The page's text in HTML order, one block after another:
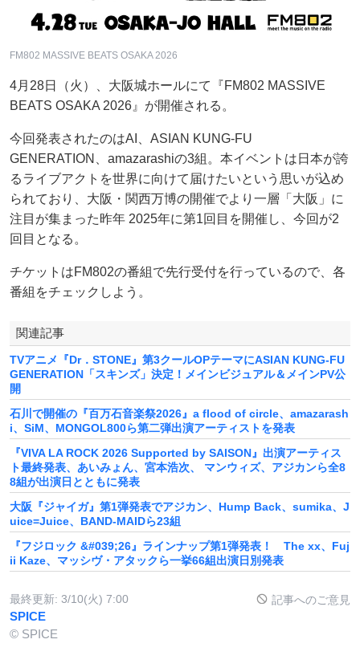
FM802 MASSIVE BEATS OSAKA 2026
4月28日（火）、大阪城ホールにて『FM802 MASSIVE
BEATS OSAKA 2026』が開催される。
今回発表されたのはAI、ASIAN KUNG-FU
GENERATION、amazarashiの3組。本イベントは日本が誇
るライブアクトを世界に向けて届けたいという思いが込め
られており、大阪・関西万博の開催でより一層「大阪」に
注目が集まった昨年 2025年に第1回目を開催し、今回が2
回目となる。
チケットはFM802の番組で先行受付を行っているので、各
番組をチェックしよう。
関連記事
TVアニメ『Dr．STONE』第3クールOPテーマにASIAN KUNG-FU
GENERATION「スキンズ」決定！メインビジュアル＆メインPV公
開
石川で開催の『百万石音楽祭2026』a flood of circle、amazarash
i、SiM、MONGOL800ら第二弾出演アーティストを発表
『VIVA LA ROCK 2026 Supported by SAISON』出演アーティス
ト最終発表、あいみょん、宮本浩次、 マンウィズ、アジカンら全8
8組が出演日とともに発表
大阪『ジャイガ』第1弾発表でアジカン、Hump Back、sumika、J
uice=Juice、BAND-MAIDら23組
『フジロック &#039;26』ラインナップ第1弾発表！ The xx、Fuj
ii Kaze、マッシヴ・アタックら一挙66組出演日別発表
最終更新: 3/10(火) 7:00 記事へのご意見
SPICE
© SPICE